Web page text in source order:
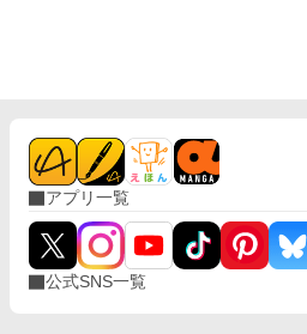
アプリ一覧
公式SNS一覧